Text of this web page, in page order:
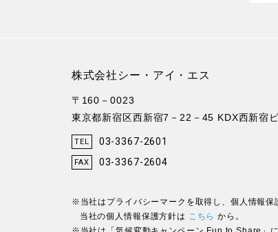
株式会社シー・アイ・エス
〒160－0023
東京都新宿区西新宿7－22－45 KDX西新宿
TEL 03-3367-2601
FAX 03-3367-2604
※当社はプライバシーマークを取得し、個人情報保
当社の個人情報保護方針は こちらから。